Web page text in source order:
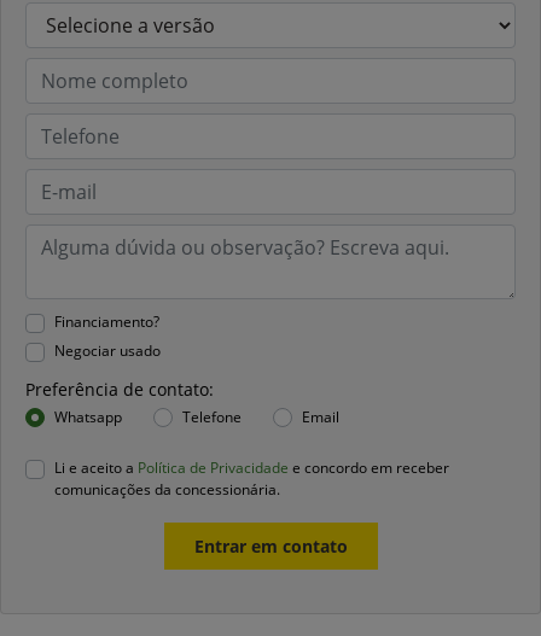
Financiamento?
Negociar usado
Preferência de contato:
Whatsapp Telefone Email
Li e aceito a Política de Privacidade e concordo em receber
comunicações da concessionária.
Entrar em contato